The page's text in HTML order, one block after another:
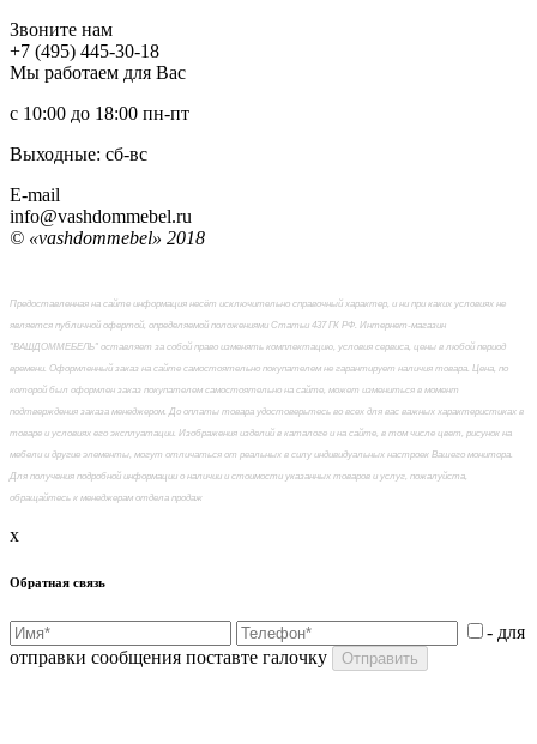
Звоните нам
+7 (495) 445-30-18
Мы работаем для Вас
с 10:00 до 18:00 пн-пт
Выходные: сб-вc
E-mail
info@vashdommebel.ru
© «vashdommebel» 2018
Предоставленная на сайте информация несёт исключительно справочный характер, и ни при каких условиях не
является публичной офертой, определяемой положениями Статьи 437 ГК РФ. Интернет-магазин
"ВАШДОММЕБЕЛЬ" оставляет за собой право изменять комплектацию, условия сервиса, цены в любой период
времени. Оформленный заказ на сайте самостоятельно покупателем не гарантирует наличия товара. Цена, по
которой был оформлен заказ покупателем самостоятельно на сайте, может измениться в момент
подтверждения заказа менеджером. До оплаты товара удостоверьтесь во всех для вас важных характеристиках в
товаре и условиях его эксплуатации. Изображения изделий в каталоге и на сайте, в том числе цвет, рисунок на
мебели и другие элементы, могут отличаться от реальных в силу индивидуальных настроек Вашего монитора.
Для получения подробной информации о наличии и стоимости указанных товаров и услуг, пожалуйста,
обращайтесь к менеджерам отдела продаж
x
Обратная связь
- для
отправки сообщения поставте галочку